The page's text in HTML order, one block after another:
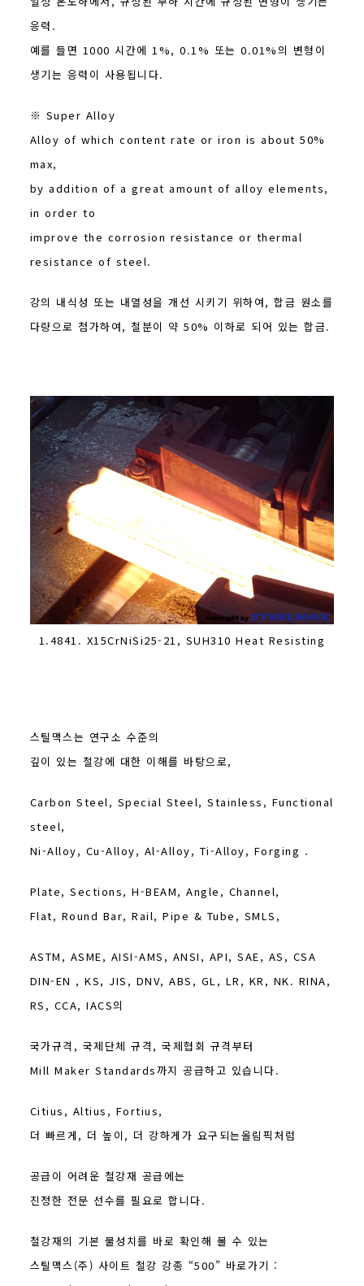
응력.
예를 들면 1000 시간에 1%, 0.1% 또는 0.01%의 변형이
생기는 응력이 사용됩니다.
※ Super Alloy
Alloy of which content rate or iron is about 50%
max,
by addition of a great amount of alloy elements,
in order to
improve the corrosion resistance or thermal
resistance of steel.
강의 내식성 또는 내열성을 개선 시키기 위하여, 합금 원소를
다량으로 첨가하여, 철분이 약 50% 이하로 되어 있는 합금.
1.4841. X15CrNiSi25-21, SUH310 Heat Resisting
스틸맥스는 연구소 수준의
깊이 있는 철강에 대한 이해를 바탕으로,
Carbon Steel, Special Steel, Stainless, Functional
steel,
Ni-Alloy, Cu-Alloy, Al-Alloy, Ti-Alloy, Forging .
Plate, Sections, H-BEAM, Angle, Channel,
Flat, Round Bar, Rail, Pipe & Tube, SMLS,
ASTM, ASME, AISI-AMS, ANSI, API, SAE, AS, CSA
DIN-EN , KS, JIS, DNV, ABS, GL, LR, KR, NK. RINA,
RS, CCA, IACS의
국가규격, 국제단체 규격, 국제협회 규격부터
Mill Maker Standards까지 공급하고 있습니다.
Citius, Altius, Fortius,
더 빠르게, 더 높이, 더 강하게가 요구되는올림픽처럼
공급이 어려운 철강재 공급에는
진정한 전문 선수를 필요로 합니다.
철강재의 기본 물성치를 바로 확인해 볼 수 있는
스틸맥스(주) 사이트 철강 강종 “500” 바로가기 :